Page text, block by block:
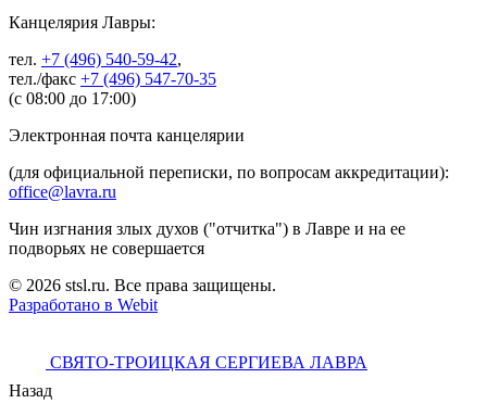
Канцелярия Лавры:
тел. +7 (496) 540-59-42,
тел./факс +7 (496) 547-70-35
(с 08:00 до 17:00)
Электронная почта канцелярии
(для официальной переписки, по вопросам аккредитации):
office@lavra.ru
Чин изгнания злых духов ("отчитка") в Лавре и на ее
подворьях не совершается
© 2026 stsl.ru. Все права защищены.
Разработано в Webit
СВЯТО-ТРОИЦКАЯ СЕРГИЕВА ЛАВРА
Назад